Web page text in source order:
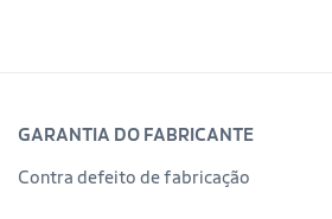
GARANTIA DO FABRICANTE
Contra defeito de fabricação